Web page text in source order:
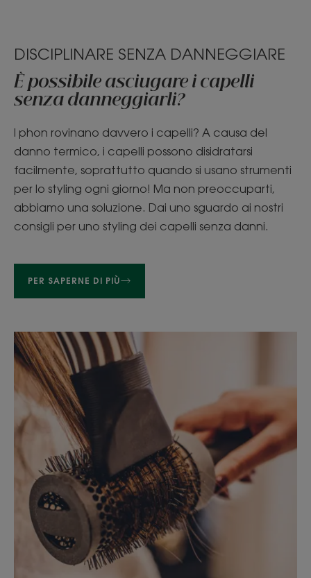
DISCIPLINARE SENZA DANNEGGIARE
È possibile asciugare i capelli
senza danneggiarli?
I phon rovinano davvero i capelli? A causa del
danno termico, i capelli possono disidratarsi
facilmente, soprattutto quando si usano strumenti
per lo styling ogni giorno! Ma non preoccuparti,
abbiamo una soluzione. Dai uno sguardo ai nostri
consigli per uno styling dei capelli senza danni.
PER SAPERNE DI PIÙ